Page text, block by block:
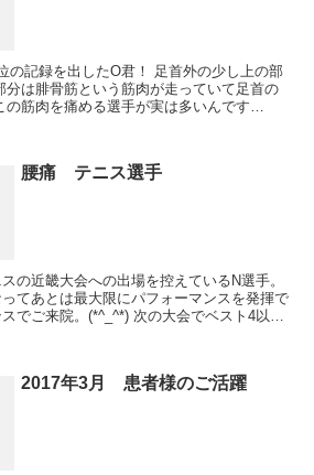
の記録を出したO君！ 足首外の少し上の部
分は腓骨筋という筋肉が走っていて足首の
筋肉を痛める選手が実は多いんです
腰痛 テニス選手
の近畿大会への出場を控えているN選手。
てあとは最大限にパフォーマンスを発揮で
でご来院。(*^_^*) 次の大会でベスト4以上
2017年3月 患者様のご活躍